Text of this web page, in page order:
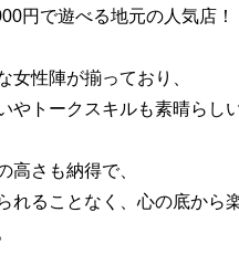
円で遊べる地元の人気店！
女性陣が揃っており、
やトークスキルも素晴らし
高さも納得で、
れることなく、心の底から